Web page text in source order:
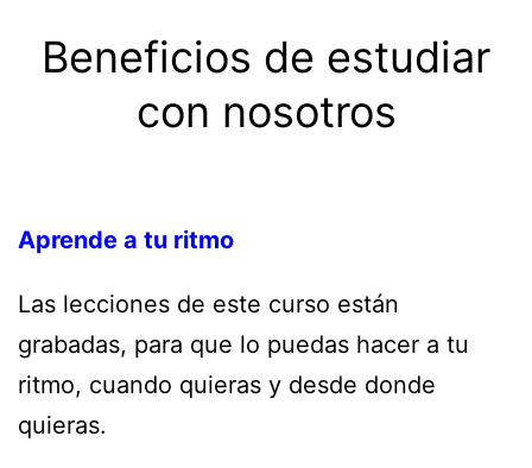
Beneficios de estudiar
con nosotros
Aprende a tu ritmo
Las lecciones de este curso están
grabadas, para que lo puedas hacer a tu
ritmo, cuando quieras y desde donde
quieras.